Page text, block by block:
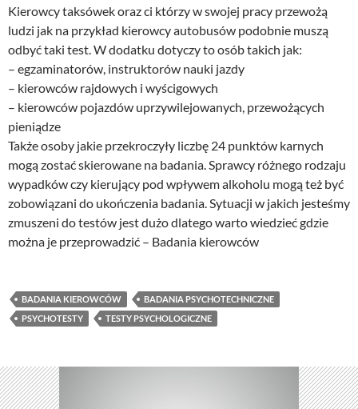
Kierowcy taksówek oraz ci którzy w swojej pracy przewożą
ludzi jak na przykład kierowcy autobusów podobnie muszą
odbyć taki test. W dodatku dotyczy to osób takich jak:
– egzaminatorów, instruktorów nauki jazdy
– kierowców rajdowych i wyścigowych
– kierowców pojazdów uprzywilejowanych, przewożących
pieniądze
Także osoby jakie przekroczyły liczbę 24 punktów karnych
mogą zostać skierowane na badania. Sprawcy różnego rodzaju
wypadków czy kierujący pod wpływem alkoholu mogą też być
zobowiązani do ukończenia badania. Sytuacji w jakich jesteśmy
zmuszeni do testów jest dużo dlatego warto wiedzieć gdzie
można je przeprowadzić – Badania kierowców
BADANIA KIEROWCÓW
BADANIA PSYCHOTECHNICZNE
PSYCHOTESTY
TESTY PSYCHOLOGICZNE